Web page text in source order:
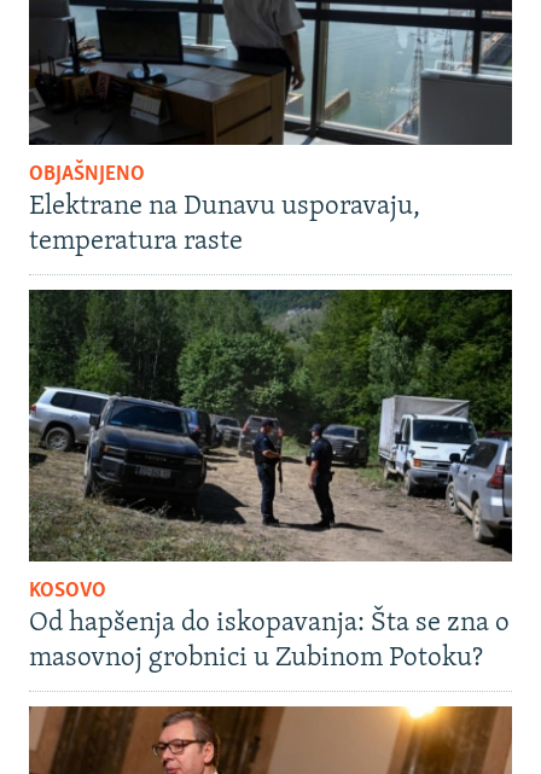
OBJAŠNJENO
Elektrane na Dunavu usporavaju,
temperatura raste
KOSOVO
Od hapšenja do iskopavanja: Šta se zna o
masovnoj grobnici u Zubinom Potoku?